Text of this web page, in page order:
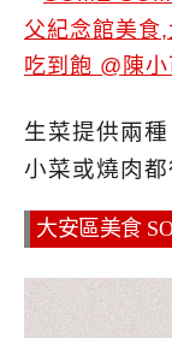
生菜提供兩
小菜或燒肉都
大安區美食